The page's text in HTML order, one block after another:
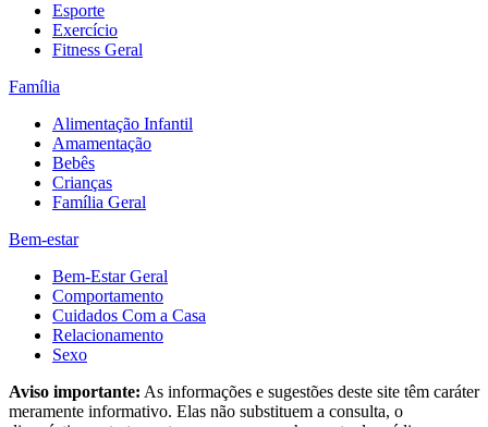
Esporte
Exercício
Fitness Geral
Família
Alimentação Infantil
Amamentação
Bebês
Crianças
Família Geral
Bem-estar
Bem-Estar Geral
Comportamento
Cuidados Com a Casa
Relacionamento
Sexo
Aviso importante: As informações e sugestões deste site têm caráter
meramente informativo. Elas não substituem a consulta, o